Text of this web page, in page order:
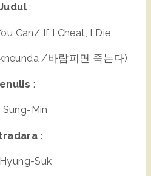
:
Can/ If I Cheat, I Die
/바람피면 죽는다)
:
Sung-Min
:
Suk